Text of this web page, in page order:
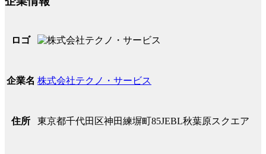
ロゴ
企業名 株式会社テクノ・サービス
住所 東京都千代田区神田練塀町85JEBL秋葉原スクエア